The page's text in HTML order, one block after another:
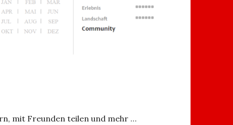
mit Freunden teilen und mehr …